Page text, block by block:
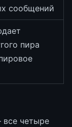
сообщений
пира
четыре